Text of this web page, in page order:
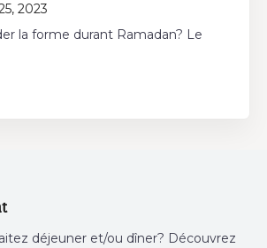
2023
la forme durant Ramadan? Le
déjeuner et/ou dîner? Découvrez